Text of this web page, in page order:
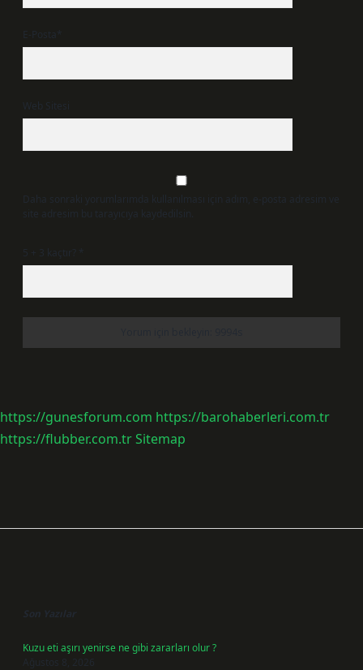
E-Posta*
Web Sitesi
Daha sonraki yorumlarımda kullanılması için adım, e-posta adresim ve
site adresim bu tarayıcıya kaydedilsin.
5 + 3 kaçtır? *
https://gunesforum.com https://barohaberleri.com.tr
https://flubber.com.trSitemap
Son Yazılar
Kuzu eti aşırı yenirse ne gibi zararları olur ?
Ağustos 8, 2026